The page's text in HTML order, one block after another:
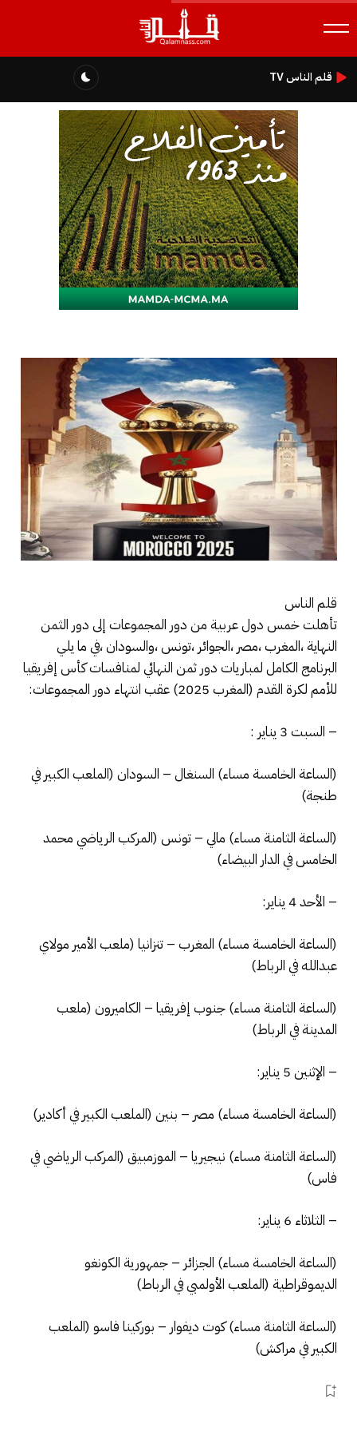
قلم الناس TV
قلم الناس
تأهلت خمس دول عربية من دور المجموعات إلى دور الثمن
النهاية ،المغرب ،مصر ،الجوائر ،تونس ،والسودان ،في ما يلي
البرنامج الكامل لمباريات دور ثمن النهائي لمنافسات كأس إفريقيا
للأمم لكرة القدم (المغرب 2025) عقب انتهاء دور المجموعات:
– السبت 3 يناير :
(الساعة الخامسة مساء) السنغال – السودان (الملعب الكبير في
طنجة)
(الساعة الثامنة مساء) مالي – تونس (المركب الرياضي محمد
الخامس في الدار البيضاء)
– الأحد 4 يناير:
(الساعة الخامسة مساء) المغرب – تنزانيا (ملعب الأمير مولاي
عبدالله في الرباط)
(الساعة الثامنة مساء) جنوب إفريقيا – الكاميرون (ملعب
المدينة في الرباط)
– الإثنين 5 يناير:
(الساعة الخامسة مساء) مصر – بنين (الملعب الكبير في أكادير)
(الساعة الثامنة مساء) نيجيريا – الموزمبيق (المركب الرياضي في
فاس)
– الثلاثاء 6 يناير:
(الساعة الخامسة مساء) الجزائر – جمهورية الكونغو
الديموقراطية (الملعب الأولمبي في الرباط)
(الساعة الثامنة مساء) كوت ديفوار – بوركينا فاسو (الملعب
الكبير في مراكش)